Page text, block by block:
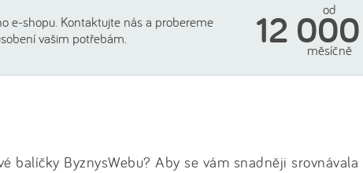
e-shopu. Kontaktujte nás a probereme
vašim potřebám.
od
12 měsíčně
balíčky ByznysWebu? Aby se vám snadněji